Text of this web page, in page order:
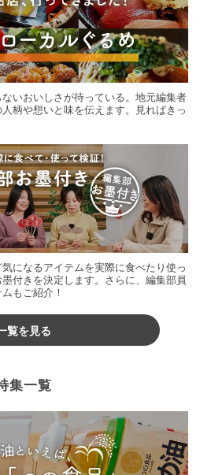
いおいしさが待っている。地元編集者
柄や想いと味を伝えます。見ればきっ
になるアイテムを実際に食べたり使っ
付きを決定します。さらに、編集部員
もご紹介！
覧を見る
集一覧